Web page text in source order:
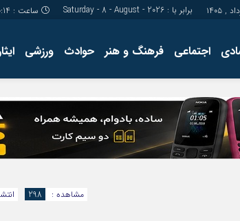
برابر با : Saturday - 8 - August - 2026 ساعت :
اجتماعی فرهنگ و هنر حوادث ورزشی
مشاهده : 298